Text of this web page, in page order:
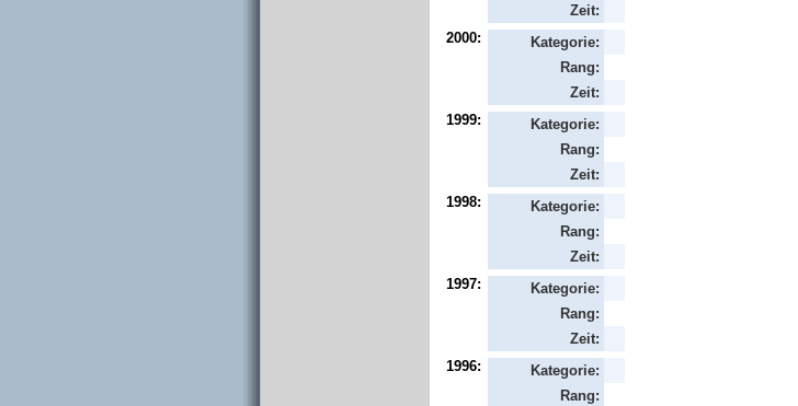
Zeit:
2000:
Kategorie:
Rang:
Zeit:
1999:
Kategorie:
Rang:
Zeit:
1998:
Kategorie:
Rang:
Zeit:
1997:
Kategorie:
Rang:
Zeit:
1996:
Kategorie:
Rang: